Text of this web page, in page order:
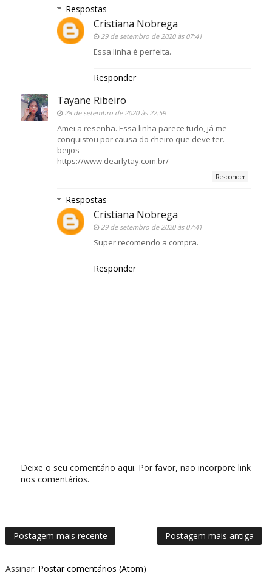
Respostas
Cristiana Nobrega
29 de setembro de 2020 às 07:41
Essa linha é perfeita.
Responder
Tayane Ribeiro
28 de setembro de 2020 às 22:59
Amei a resenha. Essa linha parece tudo, já me
conquistou por causa do cheiro que deve ter.
beijos
https://www.dearlytay.com.br/
Responder
Respostas
Cristiana Nobrega
29 de setembro de 2020 às 07:41
Super recomendo a compra.
Responder
Deixe o seu comentário aqui. Por favor, não incorpore link
nos comentários.
Postagem mais recente Postagem mais antiga
Assinar: Postar comentários (Atom)